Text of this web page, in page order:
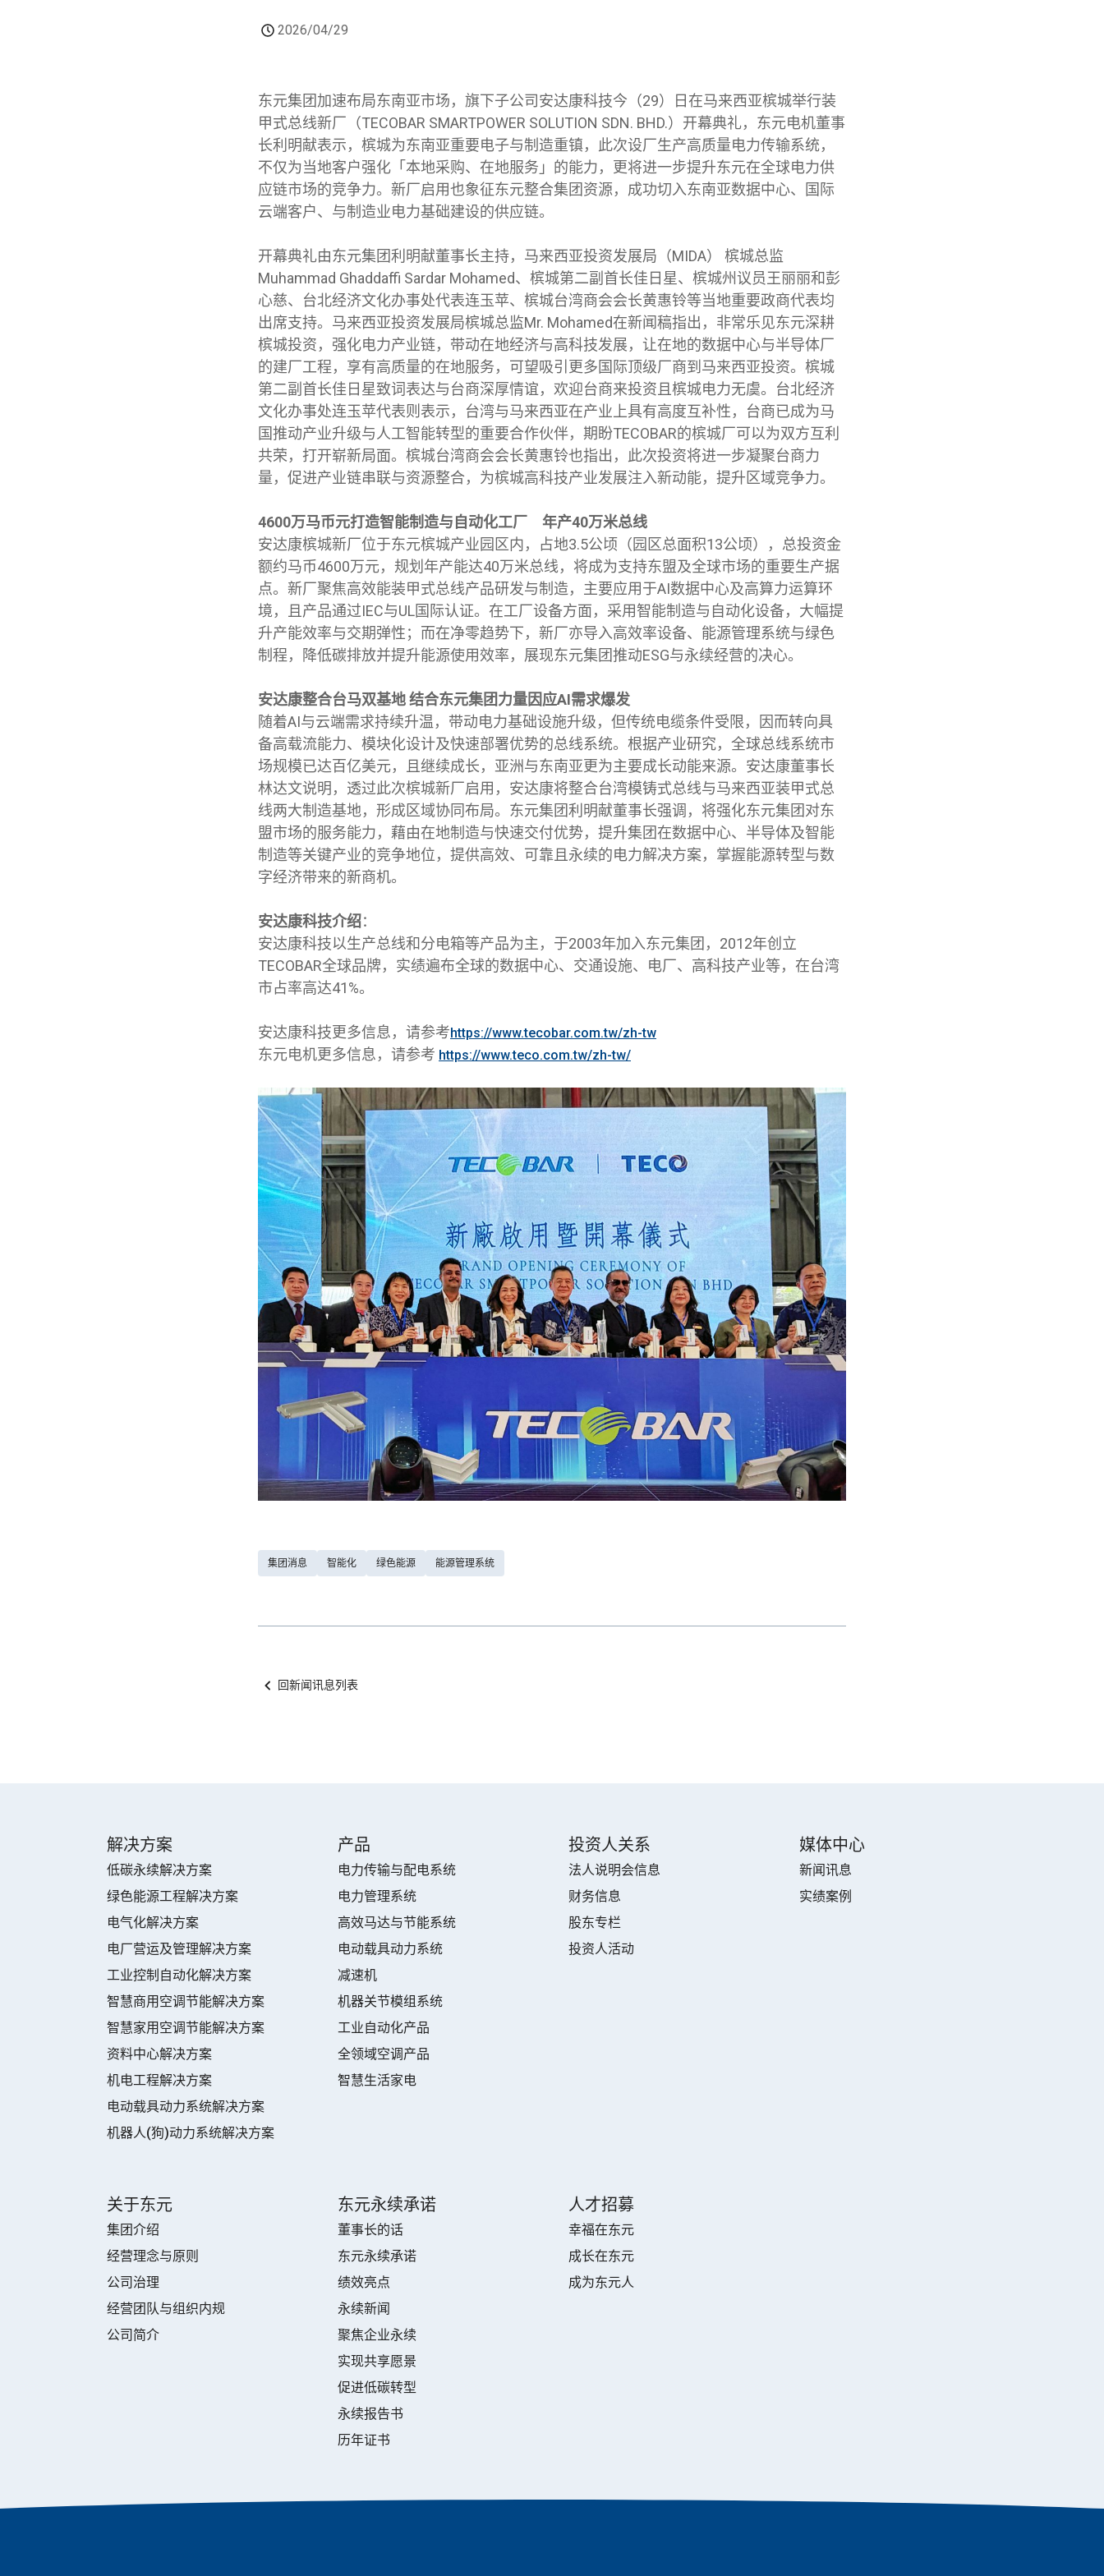
2026/04/29
东元集团加速布局东南亚市场，旗下子公司安达康科技今（29）日在马来西亚槟城举行装
甲式总线新厂（TECOBAR SMARTPOWER SOLUTION SDN. BHD.）开幕典礼，东元电机董事
长利明献表示，槟城为东南亚重要电子与制造重镇，此次设厂生产高质量电力传输系统，
不仅为当地客户强化「本地采购、在地服务」的能力，更将进一步提升东元在全球电力供
应链市场的竞争力。新厂启用也象征东元整合集团资源，成功切入东南亚数据中心、国际
云端客户、与制造业电力基础建设的供应链。
开幕典礼由东元集团利明献董事长主持，马来西亚投资发展局（MIDA） 槟城总监
Muhammad Ghaddaffi Sardar Mohamed、槟城第二副首长佳日星、槟城州议员王丽丽和彭
心慈、台北经济文化办事处代表连玉苹、槟城台湾商会会长黄惠铃等当地重要政商代表均
出席支持。马来西亚投资发展局槟城总监Mr. Mohamed在新闻稿指出，非常乐见东元深耕
槟城投资，强化电力产业链，带动在地经济与高科技发展，让在地的数据中心与半导体厂
的建厂工程，享有高质量的在地服务，可望吸引更多国际顶级厂商到马来西亚投资。槟城
第二副首长佳日星致词表达与台商深厚情谊，欢迎台商来投资且槟城电力无虞。台北经济
文化办事处连玉苹代表则表示，台湾与马来西亚在产业上具有高度互补性，台商已成为马
国推动产业升级与人工智能转型的重要合作伙伴，期盼TECOBAR的槟城厂可以为双方互利
共荣，打开崭新局面。槟城台湾商会会长黄惠铃也指出，此次投资将进一步凝聚台商力
量，促进产业链串联与资源整合，为槟城高科技产业发展注入新动能，提升区域竞争力。
4600万马币元打造智能制造与自动化工厂 年产40万米总线
安达康槟城新厂位于东元槟城产业园区内，占地3.5公顷（园区总面积13公顷），总投资金
额约马币4600万元，规划年产能达40万米总线，将成为支持东盟及全球市场的重要生产据
点。新厂聚焦高效能装甲式总线产品研发与制造，主要应用于AI数据中心及高算力运算环
境，且产品通过IEC与UL国际认证。在工厂设备方面，采用智能制造与自动化设备，大幅提
升产能效率与交期弹性；而在净零趋势下，新厂亦导入高效率设备、能源管理系统与绿色
制程，降低碳排放并提升能源使用效率，展现东元集团推动ESG与永续经营的决心。
安达康整合台马双基地结合东元集团力量因应AI需求爆发
随着AI与云端需求持续升温，带动电力基础设施升级，但传统电缆条件受限，因而转向具
备高载流能力、模块化设计及快速部署优势的总线系统。根据产业研究，全球总线系统市
场规模已达百亿美元，且继续成长，亚洲与东南亚更为主要成长动能来源。安达康董事长
林达文说明，透过此次槟城新厂启用，安达康将整合台湾模铸式总线与马来西亚装甲式总
线两大制造基地，形成区域协同布局。东元集团利明献董事长强调，将强化东元集团对东
盟市场的服务能力，藉由在地制造与快速交付优势，提升集团在数据中心、半导体及智能
制造等关键产业的竞争地位，提供高效、可靠且永续的电力解决方案，掌握能源转型与数
字经济带来的新商机。
安达康科技介绍：
安达康科技以生产总线和分电箱等产品为主，于2003年加入东元集团，2012年创立
TECOBAR全球品牌，实绩遍布全球的数据中心、交通设施、电厂、高科技产业等，在台湾
市占率高达41%。
安达康科技更多信息，请参考https://www.tecobar.com.tw/zh-tw
东元电机更多信息，请参考 https://www.teco.com.tw/zh-tw/
集团消息 智能化 绿色能源 能源管理系统
回新闻讯息列表
解决方案
低碳永续解决方案
绿色能源工程解决方案
电气化解决方案
电厂营运及管理解决方案
工业控制自动化解决方案
智慧商用空调节能解决方案
智慧家用空调节能解决方案
资料中心解决方案
机电工程解决方案
电动载具动力系统解决方案
机器人(狗)动力系统解决方案
产品
电力传输与配电系统
电力管理系统
高效马达与节能系统
电动载具动力系统
减速机
机器关节模组系统
工业自动化产品
全领域空调产品
智慧生活家电
投资人关系
法人说明会信息
财务信息
股东专栏
投资人活动
媒体中心
新闻讯息
实绩案例
关于东元
集团介绍
经营理念与原则
公司治理
经营团队与组织内规
公司简介
东元永续承诺
董事长的话
东元永续承诺
绩效亮点
永续新闻
聚焦企业永续
实现共享愿景
促进低碳转型
永续报告书
历年证书
人才招募
幸福在东元
成长在东元
成为东元人